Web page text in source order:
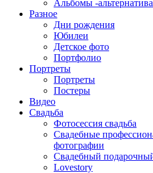
Альбомы -
Разное
Дни рождения
Юбилеи
Детское фото
Портфолио
Портреты
Портреты
Постеры
Видео
Свадьба
Фотосессия свадьба
Свадебные
фотографии
Свадебный
Lovestory